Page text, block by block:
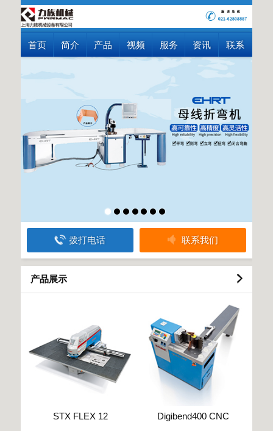
首页 简介 产品 视频 服务 资讯 联系
拨打电话 联系我们
产品展示
STX FLEX 12 Digibend400 CNC